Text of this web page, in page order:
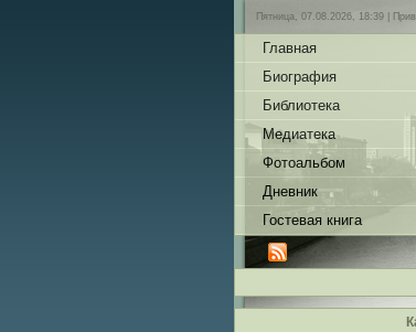
Пятница, 07.08.2026, 18:39 |
Главная
Биография
Библиотека
Медиатека
Фотоальбом
Дневник
Гостевая книга